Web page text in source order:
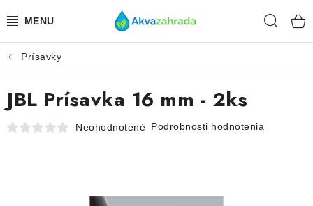
na
TECHNIKA
HNOJIVÁ
VODA
Prísavky
JBL Prísavka 16 mm - 2ks
Neohodnotené Podrobnosti hodnotenia